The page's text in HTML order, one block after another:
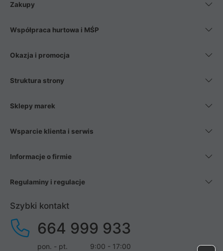
Zakupy
Współpraca hurtowa i MŚP
Okazja i promocja
Struktura strony
Sklepy marek
Wsparcie klienta i serwis
Informacje o firmie
Regulaminy i regulacje
Szybki kontakt
664 999 933
pon. - pt. 9:00 - 17:00